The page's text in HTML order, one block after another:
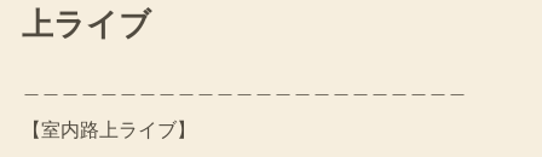
上ライブ
【室内路上ライブ】